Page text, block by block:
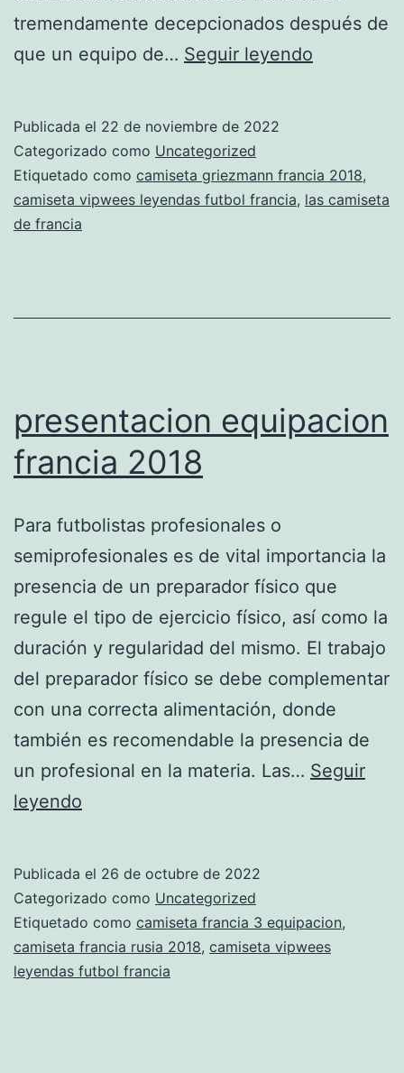
tremendamente decepcionados después de
que un equipo de… Seguir leyendo
una
rosa
Publicada el 22 de noviembre de 2022
Categorizado como Uncategorized
Etiquetado como camiseta griezmann francia 2018,
camiseta vipwees leyendas futbol francia, las camiseta
de francia
presentacion equipacion
francia 2018
Para futbolistas profesionales o
semiprofesionales es de vital importancia la
presencia de un preparador físico que
regule el tipo de ejercicio físico, así como la
duración y regularidad del mismo. El trabajo
del preparador físico se debe complementar
con una correcta alimentación, donde
también es recomendable la presencia de
un profesional en la materia. Las… Seguir
leyendo
2018
Publicada el 26 de octubre de 2022
Categorizado como Uncategorized
Etiquetado como camiseta francia 3 equipacion,
camiseta francia rusia 2018, camiseta vipwees
leyendas futbol francia